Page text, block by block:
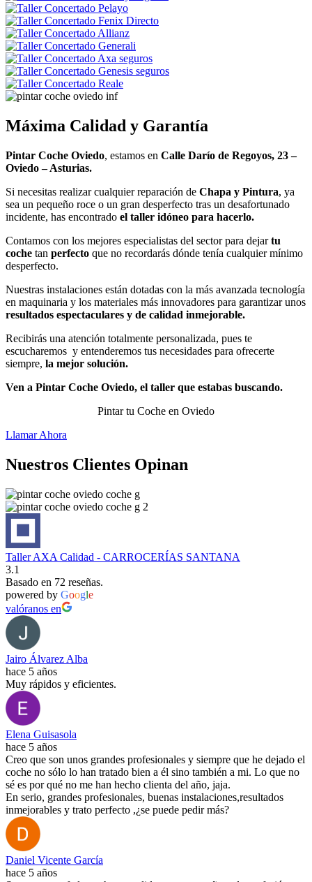
Máxima Calidad y Garantía
Pintar Coche Oviedo, estamos en Calle Darío de Regoyos, 23 –
Oviedo – Asturias.
Si necesitas realizar cualquier reparación de Chapa y Pintura, ya
sea un pequeño roce o un gran desperfecto tras un desafortunado
incidente, has encontrado el taller idóneo para hacerlo.
Contamos con los mejores especialistas del sector para dejartu
coche tan perfecto que no recordarás dónde tenía cualquier mínimo
desperfecto.
Nuestras instalaciones están dotadas con la más avanzada tecnología
en maquinaria y los materiales más innovadores para garantizar unos
resultados espectaculares y de calidad inmejorable.
Recibirás una atención totalmente personalizada, pues te
escucharemos y entenderemos tus necesidades para ofrecerte
siempre, la mejor solución.
Ven a Pintar Coche Oviedo, el taller que estabas buscando.
Pintar tu Coche en Oviedo
Llamar Ahora
Nuestros Clientes Opinan
Taller AXA Calidad - CARROCERÍAS SANTANA
3.1
Basado en 72 reseñas.
powered by Google
valóranos en
Jairo Álvarez Alba
hace 5 años
Muy rápidos y eficientes.
Elena Guisasola
hace 5 años
Creo que son unos grandes profesionales y siempre que he dejado el
coche no sólo lo han tratado bien a él sino también a mi. Lo que no
sé es por qué no me han hecho clienta del año, jaja.
En serio, grandes profesionales, buenas instalaciones,resultados
inmejorables y trato perfecto ,¿se puede pedir más?
Daniel Vicente García
hace 5 años